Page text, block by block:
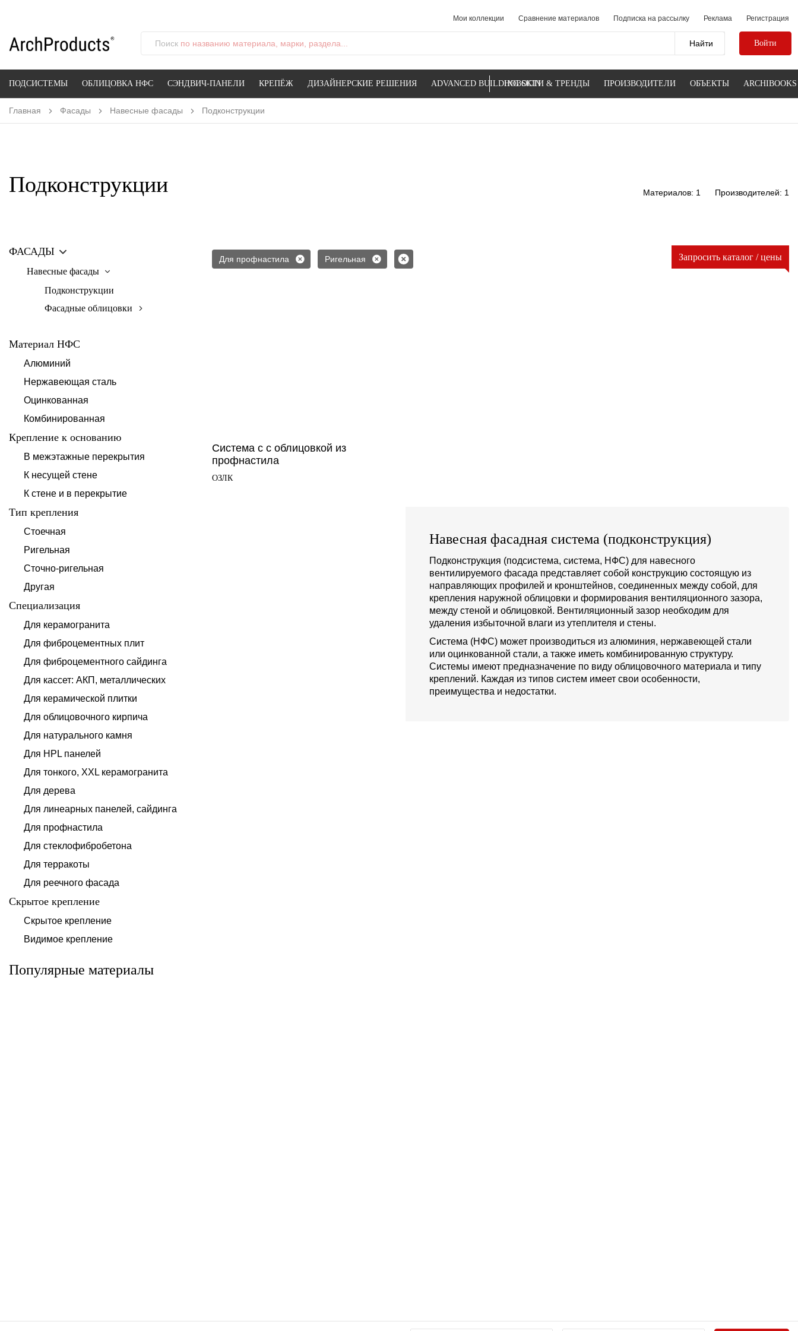
Мои коллекции Сравнение материалов Подписка на рассылку Реклама Регистрация
Поиск по названию материала, марки, раздела... Войти
ПОДСИСТЕМЫ ОБЛИЦОВКА НФС СЭНДВИЧ-ПАНЕЛИ КРЕПЁЖ ДИЗАЙНЕРСКИЕ РЕШЕНИЯ ADVANCED BUILDING SKINНОВОСТИ & ТРЕНДЫ ПРОИЗВОДИТЕЛИ ОБЪЕКТЫ ARCHIBOOKS
Главная Фасады Навесные фасады Подконструкции
Подконструкции Материалов: 1 Производителей: 1
ФАСАДЫ
Навесные фасады
Подконструкции
Фасадные облицовки
Материал НФС
Алюминий
Нержавеющая сталь
Оцинкованная
Комбинированная
Крепление к основанию
В межэтажные перекрытия
К несущей стене
К стене и в перекрытие
Тип крепления
Стоечная
Ригельная
Сточно-ригельная
Другая
Специализация
Для керамогранита
Для фиброцементных плит
Для фиброцементного сайдинга
Для кассет: АКП, металлических
Для керамической плитки
Для облицовочного кирпича
Для натурального камня
Для HPL панелей
Для тонкого, XXL керамогранита
Для дерева
Для линеарных панелей, сайдинга
Для профнастила
Для стеклофибробетона
Для терракоты
Для реечного фасада
Скрытое крепление
Скрытое крепление
Видимое крепление
Популярные материалы
Система для
облицовки
клинкерными
плитками «под
Альтернатива
Альтернатива
Для профнастила Ригельная Запросить каталог / цены
Система с с облицовкой из
профнастила
ОЗЛК
Навесная фасадная система (подконструкция)
Подконструкция (подсистема, система, НФС) для навесного
вентилируемого фасада представляет собой конструкцию состоящую из
направляющих профилей и кронштейнов, соединенных между собой, для
крепления наружной облицовки и формирования вентиляционного зазора,
между стеной и облицовкой. Вентиляционный зазор необходим для
удаления избыточной влаги из утеплителя и стены.
Система (НФС) может производиться из алюминия, нержавеющей стали
или оцинкованной стали, а также иметь комбинированную структуру.
Системы имеют предназначение по виду облицовочного материала и типу
креплений. Каждая из типов систем имеет свои особенности,
преимущества и недостатки.